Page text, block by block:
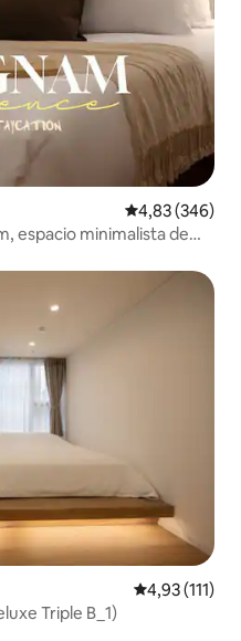
Calificación
4,83 (346)
espacio minimalista de
Calificación
4,93 (111)
Triple B_1)